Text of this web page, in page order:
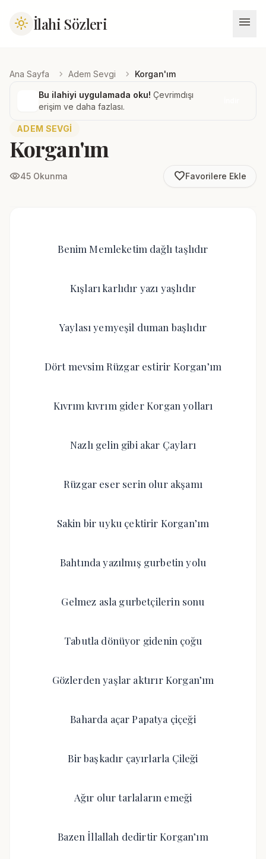
light_mode İlahi Sözleri menu
Ana Sayfa chevron_right Adem Sevgi chevron_right Korgan'ım
Bu ilahiyi uygulamada oku! Çevrimdışı
erişim ve daha fazlası.
ADEM SEVGI
Korgan'ım
visibility45 Okunma favorite_borderFavorilere Ekle
Benim Memleketim dağlı taşlıdır
Kışları karlıdır yazı yaşlıdır
Yaylası yemyeşil duman başlıdır
Dört mevsim Rüzgar estirir Korgan’ım
Kıvrım kıvrım gider Korgan yolları
Nazlı gelin gibi akar Çayları
Rüzgar eser serin olur akşamı
Sakin bir uyku çektirir Korgan’ım
Bahtında yazılmış gurbetin yolu
Gelmez asla gurbetçilerin sonu
Tabutla dönüyor gidenin çoğu
Gözlerden yaşlar aktırır Korgan’ım
Baharda açar Papatya çiçeği
Bir başkadır çayırlarla Çileği
Ağır olur tarlaların emeği
Bazen İllallah dedirtir Korgan’ım